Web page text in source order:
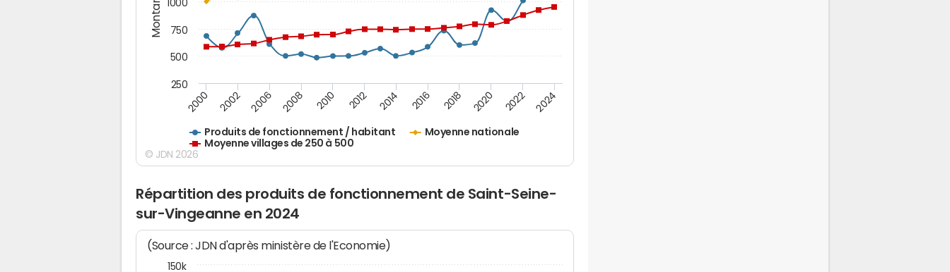
Produits de fonctionnement / habitant
Moyenne nationale
Moyenne villages de 250 à 500
2000 2002 2006 2008 2010 2012 2014 2016 2018 2020 2022 2024
250
500
750
1000
© JDN 2026
Répartition des produits de fonctionnement de Saint-Seine-
sur-Vingeanne en 2024
(Source : JDN d'après ministère de l'Economie)
150k